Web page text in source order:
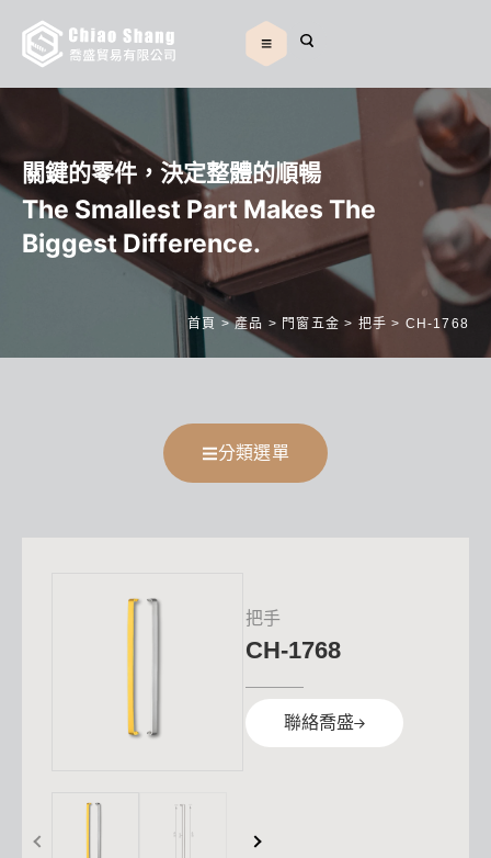
關鍵的零件，決定整體的順暢
The Smallest Part Makes The
Biggest Difference.
首頁 >產品 > 門窗五金 > 把手 > CH-1768
分類選單
把手
CH-1768
聯絡喬盛